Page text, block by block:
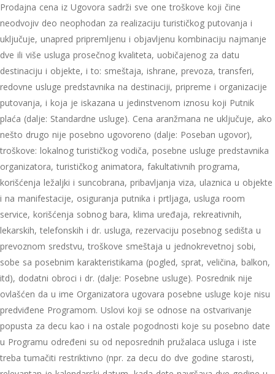
Prodajna cena iz Ugovora sadrži sve one troškove koji čine
neodvojiv deo neophodan za realizaciju turističkog putovanja i
uključuje, unapred pripremljenu i objavljenu kombinaciju najmanje
dve ili više usluga prosečnog kvaliteta, uobičajenog za datu
destinaciju i objekte, i to: smeštaja, ishrane, prevoza, transferi,
redovne usluge predstavnika na destinaciji, pripreme i organizacije
putovanja, i koja je iskazana u jedinstvenom iznosu koji Putnik
plaća (dalje: Standardne usluge). Cena aranžmana ne uključuje, ako
nešto drugo nije posebno ugovoreno (dalje: Poseban ugovor),
troškove: lokalnog turističkog vodiča, posebne usluge predstavnika
organizatora, turističkog animatora, fakultativnih programa,
korišćenja ležaljki i suncobrana, pribavljanja viza, ulaznica u objekte
i na manifestacije, osiguranja putnika i prtljaga, usluga room
service, korišćenja sobnog bara, klima uređaja, rekreativnih,
lekarskih, telefonskih i dr. usluga, rezervaciju posebnog sedišta u
prevoznom sredstvu, troškove smeštaja u jednokrevetnoj sobi,
sobe sa posebnim karakteristikama (pogled, sprat, veličina, balkon,
itd), dodatni obroci i dr. (dalje: Posebne usluge). Posrednik nije
ovlašćen da u ime Organizatora ugovara posebne usluge koje nisu
predviđene Programom. Uslovi koji se odnose na ostvarivanje
popusta za decu kao i na ostale pogodnosti koje su posebno date
u Programu određeni su od neposrednih pružalaca usluga i iste
treba tumačiti restriktivno (npr. za decu do dve godine starosti,